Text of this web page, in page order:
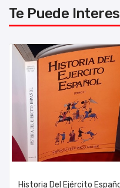
Te Puede
Historia Del Ejército